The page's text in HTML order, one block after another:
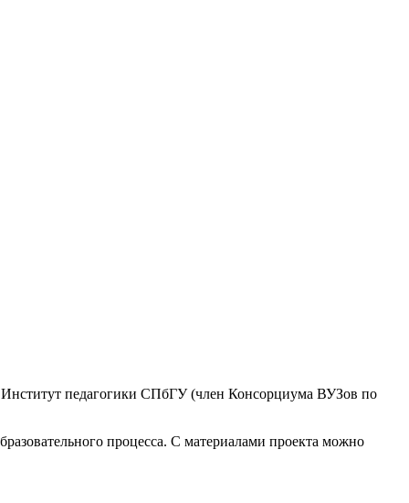
педагогики СПбГУ (член Консорциума ВУЗов по
процесса. С материалами проекта можно